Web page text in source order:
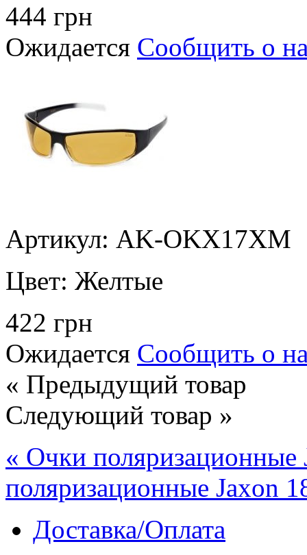
444 грн
Ожидается Сообщить о
Артикул: AK-OKX17XM
Цвет: Желтые
422 грн
Ожидается Сообщить о
« Предыдущий товар
Следующий товар »
« Очки поляризационные
поляризационные Jaxon
Доставка/Оплата